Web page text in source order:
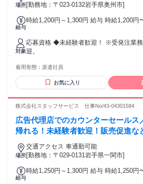
場所[勤務地：〒023-0132岩手県奥州市]
給与
時給1,200円～1,300円 給与 時給1,200円〜1,300円
福利厚生サービスを導入しています。 詳
払い特設ページをご確認ください。 ※速払いサービスの利用
登録が必要です。 ※ご利用できる金額の
ざいます。 ※利用できるタイミングはご
対象
応募資格 ◆未経験者歓迎！ ※受発注業
迎。
雇用形態： 派遣社員
お気に入り
株式会社スタッフサービス 仕事No/43-04301584
広告代理店でのカウンターセールス
帰れる！未経験者歓迎！販売促進な
場所
交通アクセス 車通勤可能
[勤務地：〒029-0131岩手県一関市]
給与
時給1,250円～1,300円 給与 時給1,250円〜1,300円